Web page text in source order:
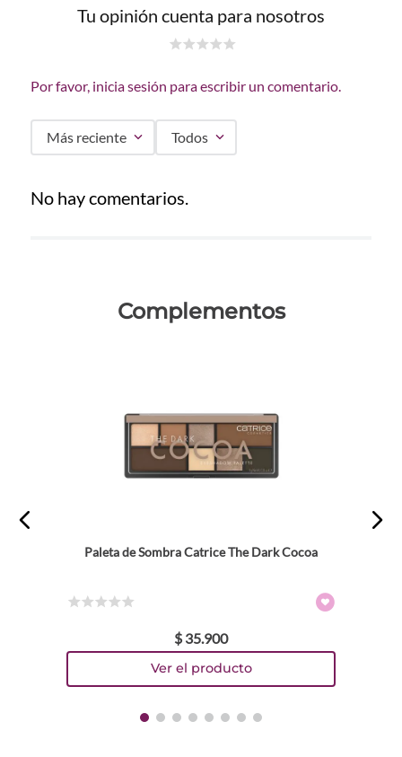
Tu opinión cuenta para nosotros
Por favor, inicia sesión para escribir un comentario.
Más reciente Todos
No hay comentarios.
Complementos
Paleta de Sombra Catrice The Dark Cocoa
$ 35.900